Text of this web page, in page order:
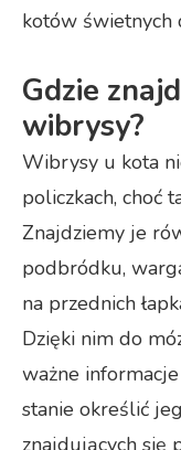
kotów świetnych
Gdzie
wibrysy?
Wibrysy u kota
policzkach, choć
Znajdziemy je
podbródku,
na przednich
Dzięki nim do
ważne
stanie określić
znajdujących się